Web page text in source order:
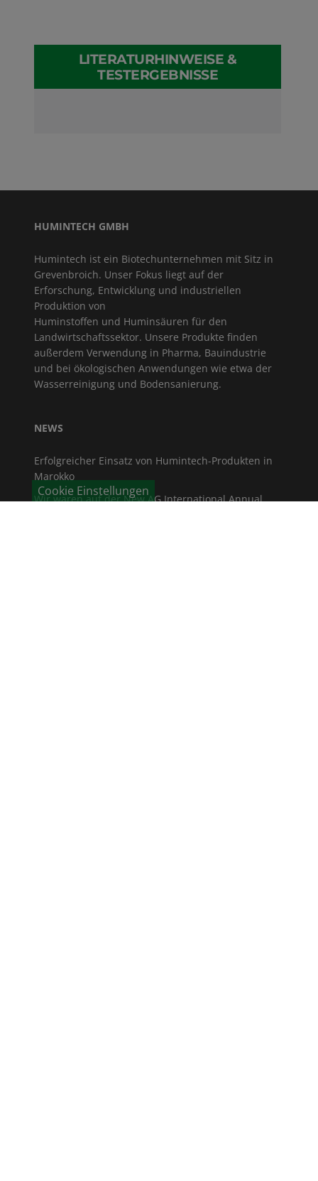
LITERATURHINWEISE &
TESTERGEBNISSE
HUMINTECH GMBH
Humintech ist ein Biotechunternehmen mit Sitz in
Grevenbroich. Unser Fokus liegt auf der
Erforschung, Entwicklung und industriellen
Produktion von
Huminstoffen und Huminsäuren für den
Landwirtschaftssektor. Unsere Produkte finden
außerdem Verwendung in Pharma, Bauindustrie
und bei ökologischen Anwendungen wie etwa der
Wasserreinigung und Bodensanierung.
NEWS
Erfolgreicher Einsatz von Humintech-Produkten in
Marokko
Wir waren auf der New AG International Annual
Cookie Einstellungen